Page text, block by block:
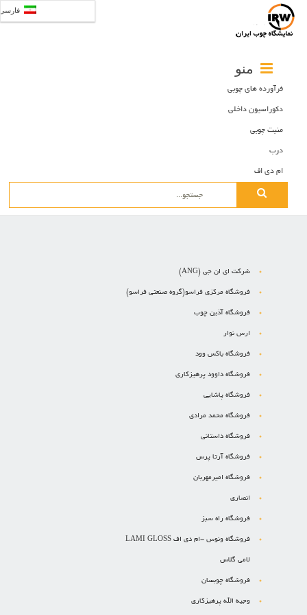
منو
فرآورده های چوبی
دکوراسیون داخلی
منبت چوبی
درب
ام دی اف
Search
شرکت ای ان جی (ANG)
فروشگاه مرکزی فراسو(گروه صنعتی فراسو)
فروشگاه آذین چوب
ارس نوار
فروشگاه باکس وود
فروشگاه داوود پرهیزکاری
فروشگاه پاشایی
فروشگاه محمد مرادی
فروشگاه داستانی
فروشگاه آرتا پرس
فروشگاه امیرمهربان
انصاری
فروشگاه راه سبز
فروشگاه ونوس -ام دی اف LAMI GLOSS
لامی گلاس
فروشگاه چوبسان
وجیه الله پرهیزکاری